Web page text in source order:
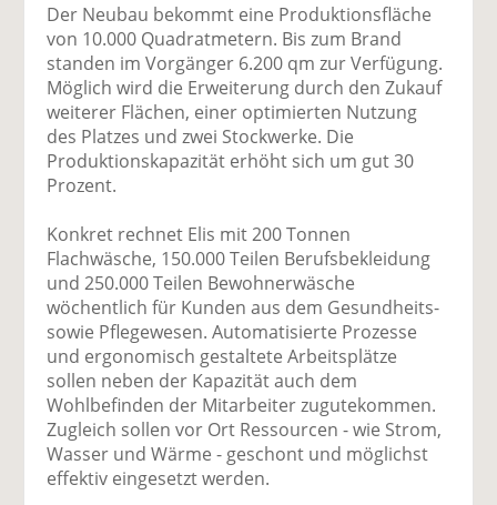
Der Neubau bekommt eine Produktionsfläche
von 10.000 Quadratmetern. Bis zum Brand
standen im Vorgänger 6.200 qm zur Verfügung.
Möglich wird die Erweiterung durch den Zukauf
weiterer Flächen, einer optimierten Nutzung
des Platzes und zwei Stockwerke. Die
Produktionskapazität erhöht sich um gut 30
Prozent.
Konkret rechnet Elis mit 200 Tonnen
Flachwäsche, 150.000 Teilen Berufsbekleidung
und 250.000 Teilen Bewohnerwäsche
wöchentlich für Kunden aus dem Gesundheits-
sowie Pflegewesen. Automatisierte Prozesse
und ergonomisch gestaltete Arbeitsplätze
sollen neben der Kapazität auch dem
Wohlbefinden der Mitarbeiter zugutekommen.
Zugleich sollen vor Ort Ressourcen - wie Strom,
Wasser und Wärme - geschont und möglichst
effektiv eingesetzt werden.